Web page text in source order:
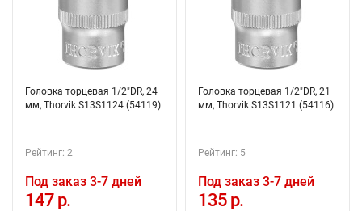
Головка торцевая 1/2"DR, 24
мм, Thorvik S13S1124 (54119)
Рейтинг: 2
Под заказ 3-7 дней
147 р.
Головка торцевая 1/2"DR, 21
мм, Thorvik S13S1121 (54116)
Рейтинг: 5
Под заказ 3-7 дней
135 р.